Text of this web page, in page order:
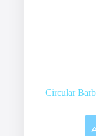
Circular